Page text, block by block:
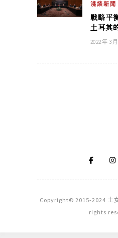
淺談新聞
戰略平
土耳其
2022 年 3
Copyright© 2015-2024
rights